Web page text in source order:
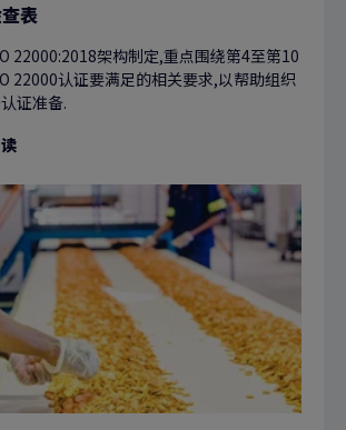
表
22000:2018架构制定,重点围绕第4至第10
22000认证要满足的相关要求,以帮助组织
证准备.